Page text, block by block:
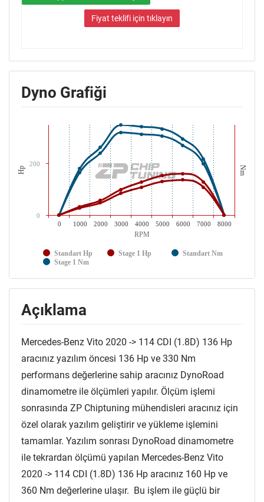
Fiyat teklifi için tıklayın
Dyno Grafiği
RPM
Hp Nm
Standart Hp Stage 1 Hp
Standart Nm
Stage 1 Nm
0 1000 2000 3000 4000 5000 6000 7000 8000
0
200
Açıklama
Mercedes-Benz Vito 2020 -> 114 CDI (1.8D) 136 Hp
aracınız yazılım öncesi 136 Hp ve 330 Nm
performans değerlerine sahip aracınız DynoRoad
dinamometre ile ölçümleri yapılır. Ölçüm işlemi
sonrasında ZP Chiptuning mühendisleri aracınız için
özel olarak yazılım geliştirir ve yükleme işlemini
tamamlar. Yazılım sonrası DynoRoad dinamometre
ile tekrardan ölçümü yapılan Mercedes-Benz Vito
2020 -> 114 CDI (1.8D) 136 Hp aracınız 160 Hp ve
360 Nm değerlerine ulaşır. Bu işlem ile güçlü bir